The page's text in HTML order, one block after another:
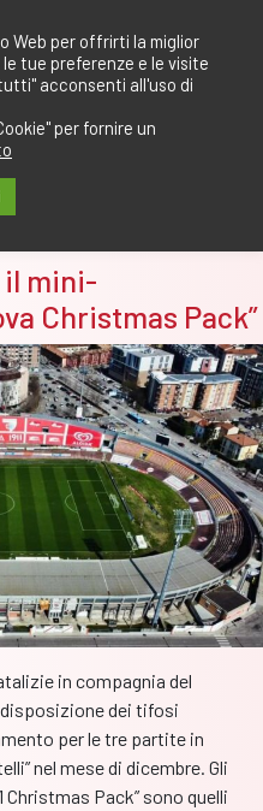
il mini-
Christmas Pack”
in compagnia del
disposizione dei tifosi
per le tre partite in
nel mese di dicembre. Gli
Christmas Pack” sono quelli
Web per offrirti la miglior
tue preferenze e le visite
acconsenti all'uso di
per fornire un